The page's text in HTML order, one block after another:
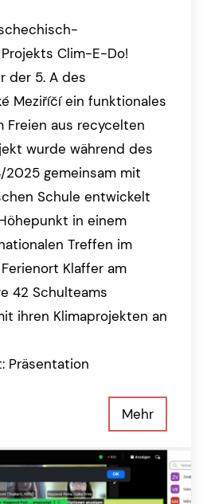
Clim-E-Do!
der 5. A des
Meziříčí ein funktionales
Freien aus recycelten
wurde während des
2025 gemeinsam mit
Schule entwickelt
in einem
Treffen im
Klaffer am
42 Schulteams
ihren Klimaprojekten an
Präsentation
Mehr